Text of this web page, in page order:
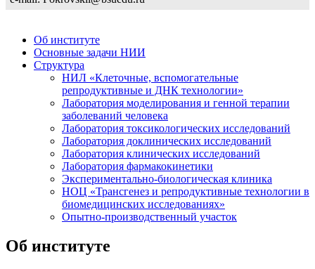
Об институте
Основные задачи НИИ
Структура
НИЛ «Клеточные, вспомогательные
репродуктивные и ДНК технологии»
Лаборатория моделирования и генной терапии
заболеваний человека
Лаборатория токсикологических исследований
Лаборатория доклинических исследований
Лаборатория клинических исследований
Лаборатория фармакокинетики
Экспериментально-биологическая клиника
НОЦ «Трансгенез и репродуктивные технологии в
биомедицинских исследованиях»
Опытно-производственный участок
Об институте